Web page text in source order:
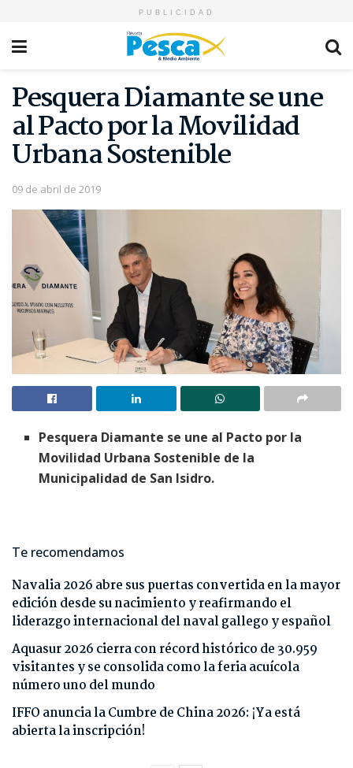
PUBLICIDAD
Pesquera Diamante se une
al Pacto por la Movilidad
Urbana Sostenible
09 de abril de 2019
Pesquera Diamante se une al Pacto por la
Movilidad Urbana Sostenible de la
Municipalidad de San Isidro.
Te recomendamos
Navalia 2026 abre sus puertas convertida en la mayor
edición desde su nacimiento y reafirmando el
liderazgo internacional del naval gallego y español
Aquasur 2026 cierra con récord histórico de 30.959
visitantes y se consolida como la feria acuícola
número uno del mundo
IFFO anuncia la Cumbre de China 2026: ¡Ya está
abierta la inscripción!